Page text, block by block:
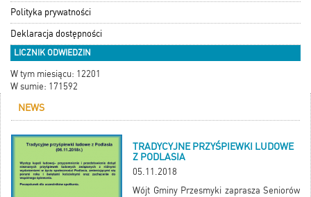
Polityka prywatności
Deklaracja dostępności
LICZNIK ODWIEDZIN
W tym miesiącu: 12201
W sumie: 171592
NEWS
TRADYCYJNE PRZYŚPIEWKI LUDOWE
Z PODLASIA
05.11.2018
Wójt Gminy Przesmyki zaprasza Seniorów